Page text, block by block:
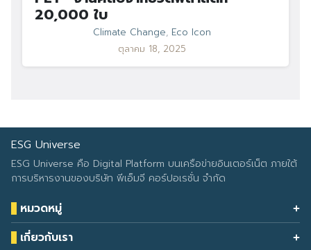
20,000 ใบ
Climate Change, Eco Icon
ตุลาคม 18, 2025
ESG Universe
ESG Universe คือ Digital Platform บนเครือข่ายอินเตอร์เน็ต ภายใต้
การบริหารงานของบริษัท พีเอ็มจี คอร์ปอเรชั่น จำกัด
หมวดหมู่
Health & Wellness
Eco Icon
เกี่ยวกับเรา